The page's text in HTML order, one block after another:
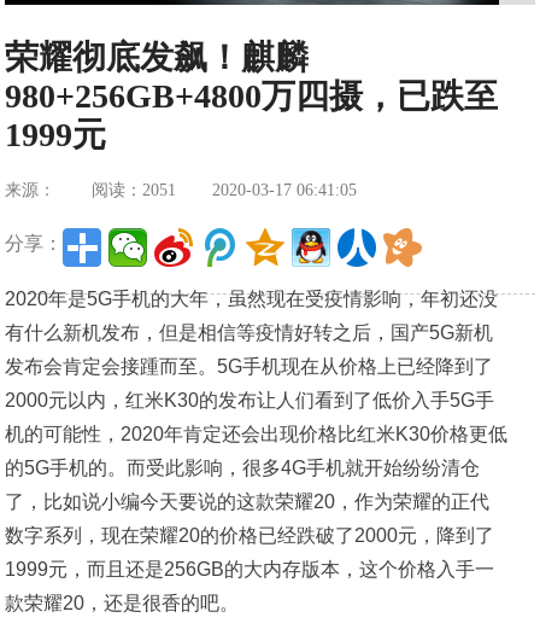
荣耀彻底发飙！麒麟
980+256GB+4800万四摄，已跌至
1999元
来源： 阅读：2051 2020-03-17 06:41:05
分享：
2020年是5G手机的大年，虽然现在受疫情影响，年初还没
有什么新机发布，但是相信等疫情好转之后，国产5G新机
发布会肯定会接踵而至。5G手机现在从价格上已经降到了
2000元以内，红米K30的发布让人们看到了低价入手5G手
机的可能性，2020年肯定还会出现价格比红米K30价格更低
的5G手机的。而受此影响，很多4G手机就开始纷纷清仓
了，比如说小编今天要说的这款荣耀20，作为荣耀的正代
数字系列，现在荣耀20的价格已经跌破了2000元，降到了
1999元，而且还是256GB的大内存版本，这个价格入手一
款荣耀20，还是很香的吧。